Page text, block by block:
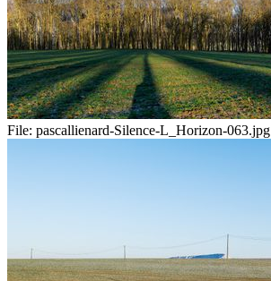
File: pascallienard-Silence-L_Horizon-063.jpg